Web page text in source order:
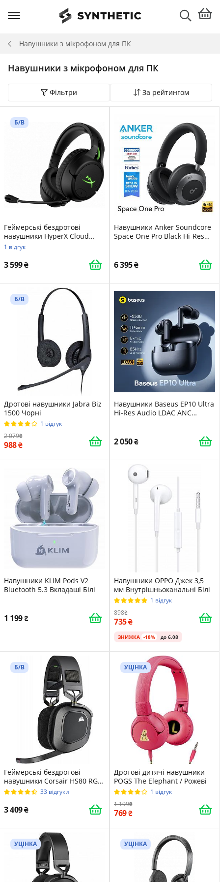
Навушники з мікрофоном для ПК
Навушники з мікрофоном для ПК
Фільтри За рейтингом
Б/В
Геймерські бездротові
навушники HyperX Cloud
Flight Wireless / Радіоканал /
Підсвітка / Чорно-зелений
(196188047613)
1 відгук
3 599
Навушники Anker Soundcore
Space One Pro Black Hi-Res
6 395
Б/В
Дротові навушники Jabra Biz
1500 Чорні
1 відгук
2 079
988
Навушники Baseus EP10 Ultra
Hi-Res Audio LDAC ANC
2 050
Навушники KLIM Pods V2
Bluetooth 5.3 Вкладаші Білі
1 199
Навушники OPPO Джек 3,5
мм Внутрішньоканальні Білі
1 відгук
898
735
ЗНИЖКА -18% до 6.08
Б/В
Геймерські бездротові
навушники Corsair HS80 RGB
/ Радіоканал / До 20 годин
роботи від акумулятора /
Підсвітка / Чорні (CA-
33 відгуки
3 409
УЦІНКА
Дротові дитячі навушники
POGS The Elephant / Рожеві
1 відгук
1 199
769
УЦІНКА УЦІНКА